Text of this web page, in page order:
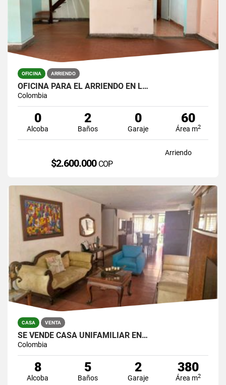
OFICINA ARRIENDO
OFICINA PARA EL ARRIENDO EN L…
Colombia
0
Alcoba
2
Baños
0
Garaje
60
Área m2
Arriendo
$2.600.000 COP
CASA VENTA
SE VENDE CASA UNIFAMILIAR EN…
Colombia
8
Alcoba
5
Baños
2
Garaje
380
Área m2